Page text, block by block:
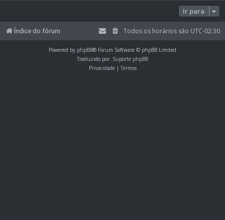
Ir para
Índice do fórum Todos os horários são UTC-02:30
Powered by phpBB® Forum Software © phpBB Limited
Traduzido por: Suporte phpBB
Privacidade| Termos